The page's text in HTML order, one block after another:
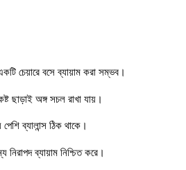
চেয়ারে বসে ব্যায়াম করা সম্ভব।
ছাড়াই অঙ্গ সচল রাখা যায়।
ব্যালান্স ঠিক থাকে।
নিরাপদ ব্যায়াম নিশ্চিত করে।